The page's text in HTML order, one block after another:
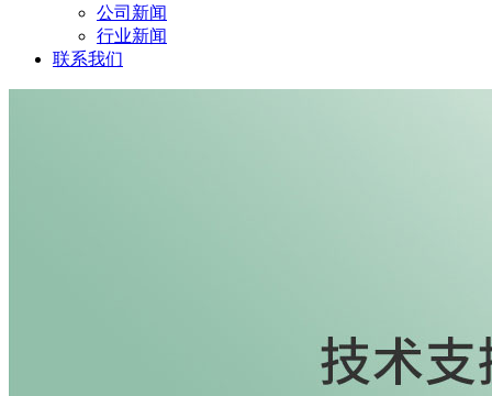
公司新闻
行业新闻
联系我们